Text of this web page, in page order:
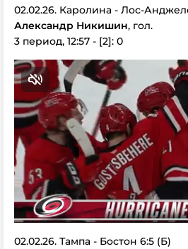
02.02.26. Каролина - Лос-
Александр Никишин, гол.
3 период, 12:57 - [2]: 0
02.02.26. Тампа - Бостон 6:5 (Б)